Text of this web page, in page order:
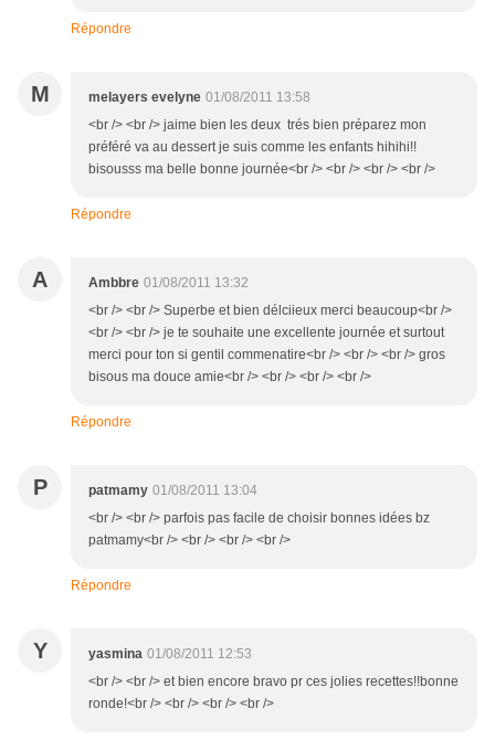
Répondre
M melayers evelyne 01/08/2011 13:58
<br /> <br /> jaime bien les deux trés bien préparez mon
préféré va au dessert je suis comme les enfants hihihi!!
bisousss ma belle bonne journée<br /> <br /> <br /> <br />
Répondre
A Ambbre 01/08/2011 13:32
<br /> <br /> Superbe et bien délciieux merci beaucoup<br />
<br /> <br /> je te souhaite une excellente journée et surtout
merci pour ton si gentil commenatire<br /> <br /> <br /> gros
bisous ma douce amie<br /> <br /> <br /> <br />
Répondre
P patmamy 01/08/2011 13:04
<br /> <br /> parfois pas facile de choisir bonnes idées bz
patmamy<br /> <br /> <br /> <br />
Répondre
Y yasmina 01/08/2011 12:53
<br /> <br /> et bien encore bravo pr ces jolies recettes!!bonne
ronde!<br /> <br /> <br /> <br />